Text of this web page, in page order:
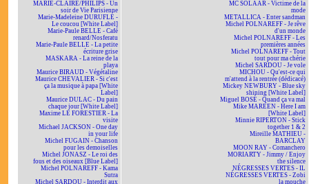
MARIE-CLAIRE/PHILIPS - Un
soir de Vie Parisienne
Marie-Madeleine DURUFLÉ -
Le coucou [White Label]
Marie-Paule BELLE - Café
renard/Nosferatu
Marie-Paule BELLE - La petite
écriture grise
MASKARA - La reine de la
playa
Maurice BIRAUD - Végétaline
Maurice CHEVALIER - Si c'est
ça la musique à papa [White
Label]
Maurice DULAC - Du pain
chaque jour [White Label]
Maxime LE FORESTIER - La
visite
Michael JACKSON - One day
in your life
Michel FUGAIN - Chanson
pour les demoiselles
Michel JONASZ - Le roi des
fous et des oiseaux [Blue Label]
Michel POLNAREFF - Kama
Sutra
Michel SARDOU - Interdit aux
MC SOLAAR - Victime de la
mode
METALLICA - Enter sandman
Michel POLNAREFF - Je rêve
d'un monde
Michel POLNAREFF - Les
premières années
Michel POLNAREFF - Tout
tout pour ma chérie
Michel SARDOU - Je vole
MICHOU - Qu'est-ce qui
m'attend à la rentrée (dédicacé)
Mickey NEWBURY - Blue sky
shining [White Label]
Miguel BOSÉ - Quand ça va mal
Mike MAREEN - Here I am
[White Label]
Minnie RIPERTON - Stick
together 1 & 2
Mireille MATHIEU -
BARCLAY
MOON RAY - Comanchero
MORIARTY - Jimmy / Enjoy
the silence
NÉGRESSES VERTES - IL
NÉGRESSES VERTES - Zobi
la mouche